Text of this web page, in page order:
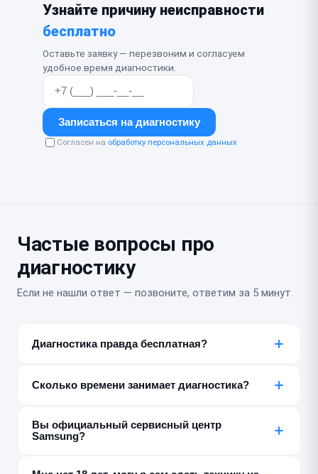
Узнайте причину неисправности
бесплатно
Оставьте заявку — перезвоним и согласуем
удобное время диагностики.
Записаться на диагностику
Согласен на обработку персональных данных
Частые вопросы про
диагностику
Если не нашли ответ — позвоните, ответим за 5 минут.
Диагностика правда бесплатная?
Если решите не ремонтировать, диагностика платная
Сколько времени занимает диагностика?
устройства и неисправности. Регламентное время —
30 минут.
Вы официальный сервисный центр
Samsung?